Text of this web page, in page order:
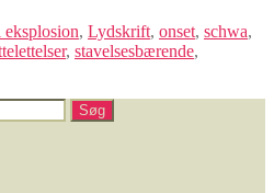
eksplosion, Lydskrift, onset, schwa,
, stavelsesbærende,